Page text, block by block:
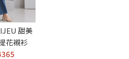
甜美
花襯衫